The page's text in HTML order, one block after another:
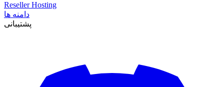
Reseller Hosting
دامنه ها
پشتیبانی